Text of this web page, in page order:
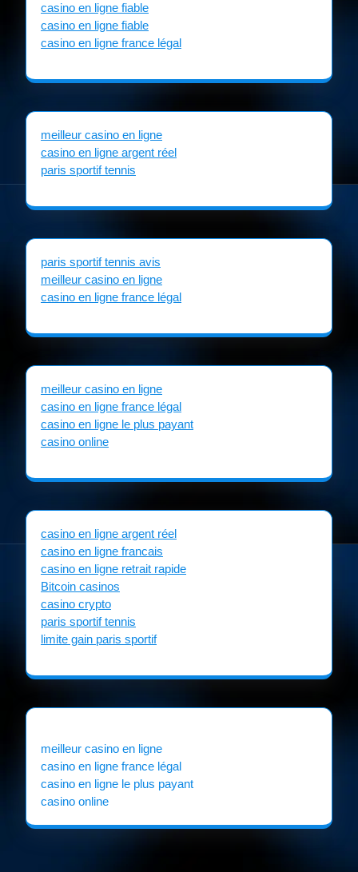
casino en ligne fiable
casino en ligne fiable
casino en ligne france légal
meilleur casino en ligne
casino en ligne argent réel
paris sportif tennis
paris sportif tennis avis
meilleur casino en ligne
casino en ligne france légal
meilleur casino en ligne
casino en ligne france légal
casino en ligne le plus payant
casino online
casino en ligne argent réel
casino en ligne francais
casino en ligne retrait rapide
Bitcoin casinos
casino crypto
paris sportif tennis
limite gain paris sportif
meilleur casino en ligne
casino en ligne france légal
casino en ligne le plus payant
casino online